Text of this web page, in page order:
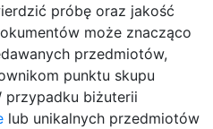
próbę oraz jakość
może znacząco
przedmiotów,
punktu skupu
przypadku biżuterii
lub unikalnych przedmiotów